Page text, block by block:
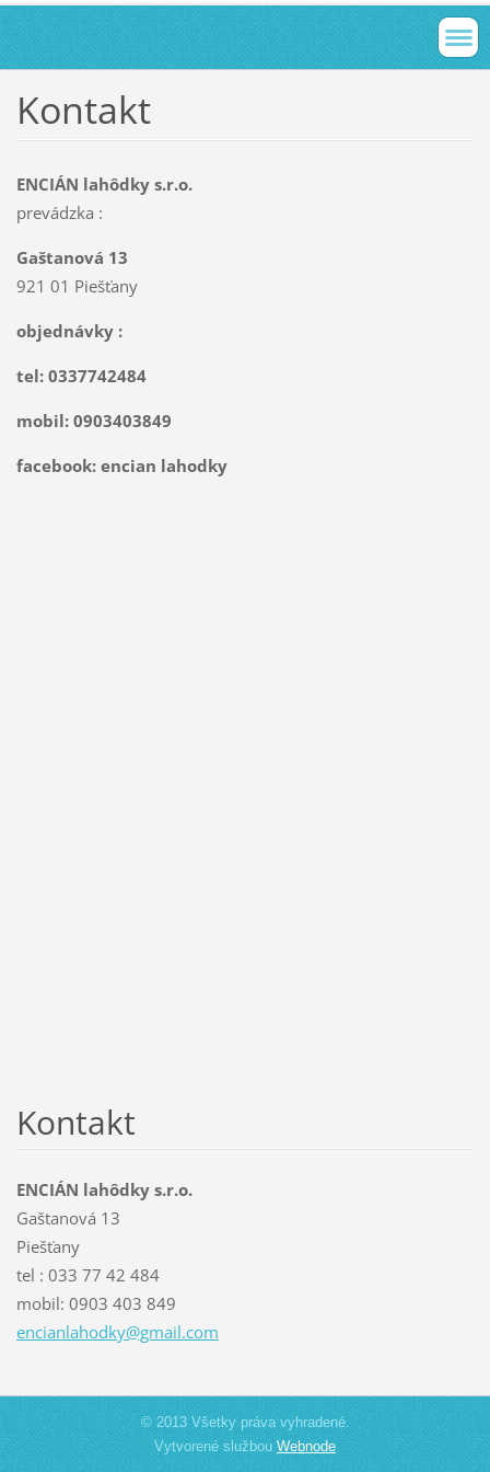
Kontakt
ENCIÁN lahôdky s.r.o.
prevádzka :
Gaštanová 13
921 01 Piešťany
objednávky :
tel: 0337742484
mobil: 0903403849
facebook: encian lahodky
Kontakt
ENCIÁN lahôdky s.r.o.
Gaštanová 13
Piešťany
tel : 033 77 42 484
mobil: 0903 403 849
encianlahodky@gmail.com
© 2013 Všetky práva vyhradené.
Vytvorené službouWebnode